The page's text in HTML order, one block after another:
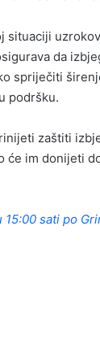
da
spriječiti
podršku.
zaštiti
će im donijeti
sati po